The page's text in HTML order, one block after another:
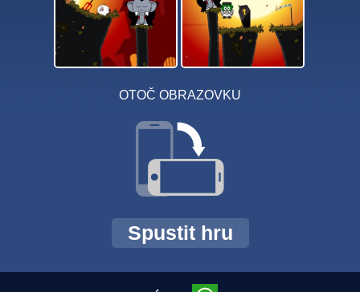
OTOČ OBRAZOVKU
Spustit hru